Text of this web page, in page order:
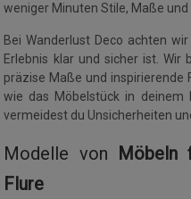
weniger Minuten Stile, Maße und
Bei Wanderlust Deco achten
Erlebnis klar und sicher ist. Wir
präzise Maße und inspirierende
wie das Möbelstück in deinem
vermeidest du Unsicherheiten
Modelle von
Möbeln
Flure